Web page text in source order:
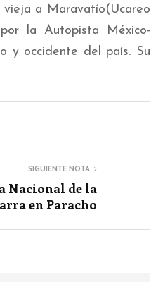
a Maravatío(Ucareo
la Autopista México-
y occidente del país. Su
SIGUIENTE NOTA
Nacional de la
en Paracho